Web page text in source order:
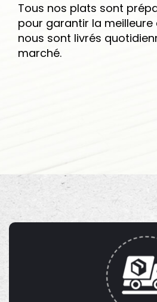
Tous nos plats sont
pour garantir la
nous sont livrés
marché.